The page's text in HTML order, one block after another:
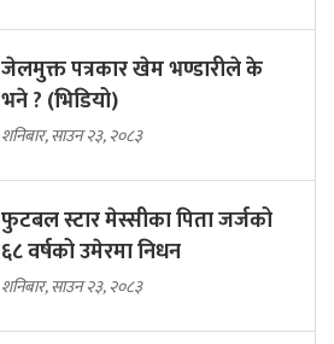
जेलमुक्त पत्रकार खेम भण्डारीले के
भने ? (भिडियो)
शनिबार, साउन २३, २०८३
फुटबल स्टार मेस्सीका पिता जर्जको
६८ वर्षको उमेरमा निधन
शनिबार, साउन २३, २०८३